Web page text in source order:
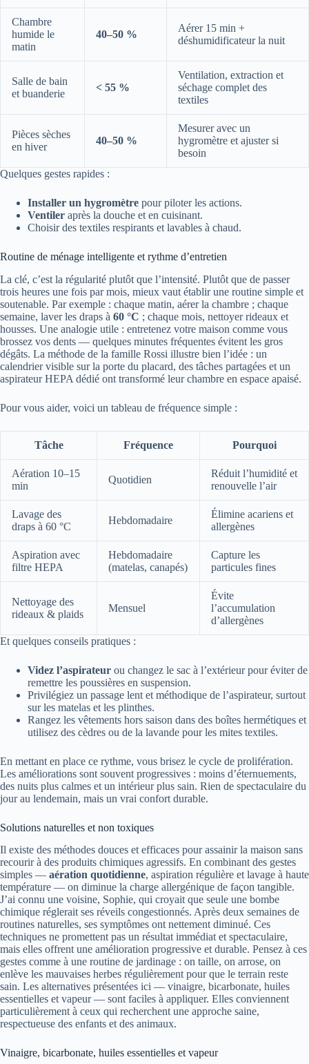
Chambre
humide le
matin
40–50 %
Aérer 15 min +
déshumidificateur la nuit
Salle de bain
et buanderie
< 55 %
Ventilation, extraction et
séchage complet des
textiles
Pièces sèches
en hiver
40–50 %
Mesurer avec un
hygromètre et ajuster si
besoin
Quelques gestes rapides :
Installer un hygromètre pour piloter les actions.
Ventiler après la douche et en cuisinant.
Choisir des textiles respirants et lavables à chaud.
Routine de ménage intelligente et rythme d’entretien
La clé, c’est la régularité plutôt que l’intensité. Plutôt que de passer
trois heures une fois par mois, mieux vaut établir une routine simple et
soutenable. Par exemple : chaque matin, aérer la chambre ; chaque
semaine, laver les draps à 60 °C ; chaque mois, nettoyer rideaux et
housses. Une analogie utile : entretenez votre maison comme vous
brossez vos dents — quelques minutes fréquentes évitent les gros
dégâts. La méthode de la famille Rossi illustre bien l’idée : un
calendrier visible sur la porte du placard, des tâches partagées et un
aspirateur HEPA dédié ont transformé leur chambre en espace apaisé.
Pour vous aider, voici un tableau de fréquence simple :
Tâche Fréquence Pourquoi
Aération 10–15
min
Quotidien
Réduit l’humidité et
renouvelle l’air
Lavage des
draps à 60 °C
Hebdomadaire
Élimine acariens et
allergènes
Aspiration avec
filtre HEPA
Hebdomadaire
(matelas, canapés)
Capture les
particules fines
Nettoyage des
rideaux & plaids
Mensuel
Évite
l’accumulation
d’allergènes
Et quelques conseils pratiques :
Videz l’aspirateur ou changez le sac à l’extérieur pour éviter de
remettre les poussières en suspension.
Privilégiez un passage lent et méthodique de l’aspirateur, surtout
sur les matelas et les plinthes.
Rangez les vêtements hors saison dans des boîtes hermétiques et
utilisez des cèdres ou de la lavande pour les mites textiles.
En mettant en place ce rythme, vous brisez le cycle de prolifération.
Les améliorations sont souvent progressives : moins d’éternuements,
des nuits plus calmes et un intérieur plus sain. Rien de spectaculaire du
jour au lendemain, mais un vrai confort durable.
Solutions naturelles et non toxiques
Il existe des méthodes douces et efficaces pour assainir la maison sans
recourir à des produits chimiques agressifs. En combinant des gestes
simples — aération quotidienne, aspiration régulière et lavage à haute
température — on diminue la charge allergénique de façon tangible.
J’ai connu une voisine, Sophie, qui croyait que seule une bombe
chimique réglerait ses réveils congestionnés. Après deux semaines de
routines naturelles, ses symptômes ont nettement diminué. Ces
techniques ne promettent pas un résultat immédiat et spectaculaire,
mais elles offrent une amélioration progressive et durable. Pensez à ces
gestes comme à une routine de jardinage : on taille, on arrose, on
enlève les mauvaises herbes régulièrement pour que le terrain reste
sain. Les alternatives présentées ici — vinaigre, bicarbonate, huiles
essentielles et vapeur — sont faciles à appliquer. Elles conviennent
particulièrement à ceux qui recherchent une approche saine,
respectueuse des enfants et des animaux.
Vinaigre, bicarbonate, huiles essentielles et vapeur